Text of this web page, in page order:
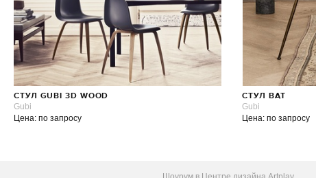
СТУЛ GUBI 3D WOOD
Gubi
Цена: по запросу
СТУЛ BAT
Gubi
Цена: по запросу